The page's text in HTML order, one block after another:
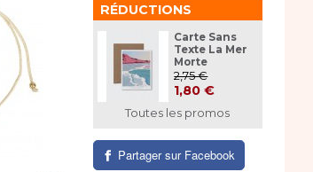
RÉDUCTIONS
Carte Sans
Texte La Mer
Morte
2,75 €
1,80 €
Toutes les promos
Partager sur Facebook